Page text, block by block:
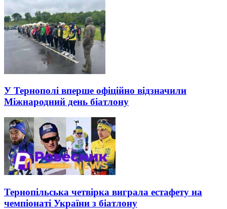
У Тернополі вперше офіційно відзначили
Міжнародний день біатлону
Тернопільська четвірка виграла естафету на
чемпіонаті України з біатлону